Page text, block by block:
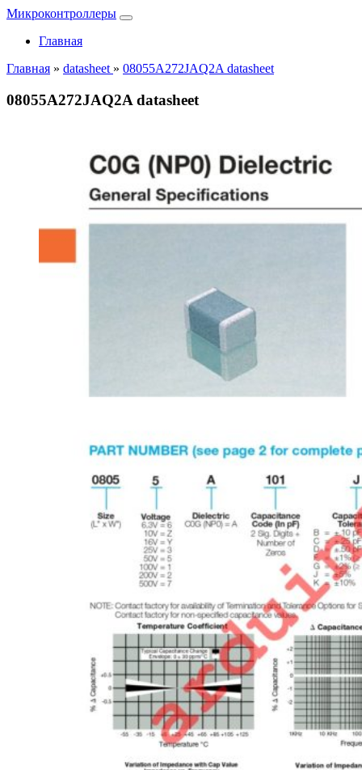
Микроконтроллеры
Главная
Главная » datasheet » 08055A272JAQ2A datasheet
08055A272JAQ2A datasheet